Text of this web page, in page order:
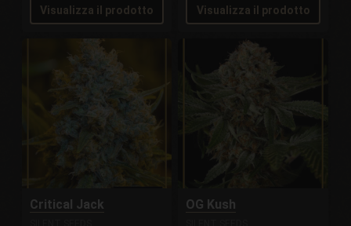
Visualizza il prodotto Visualizza il prodotto
Critical Jack OG Kush